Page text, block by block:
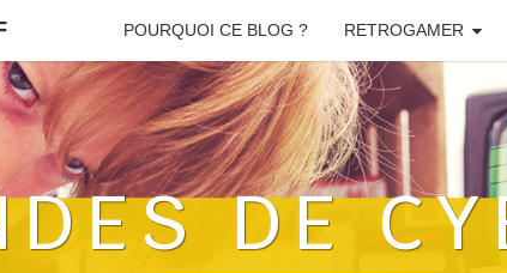
POURQUOI CE BLOG ? RETROGAMER
DE